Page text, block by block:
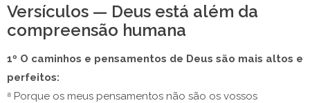
Versículos — Deus está além da
compreensão humana
1º O caminhos e pensamentos de Deus são mais altos e
perfeitos:
⁸ Porque os meus pensamentos não são os vossos